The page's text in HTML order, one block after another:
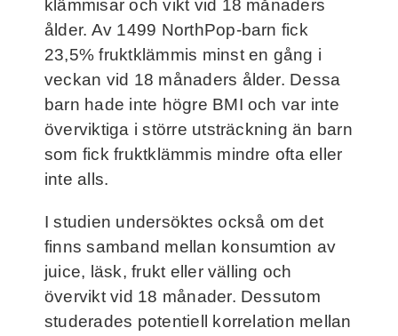
klämmisar och vikt vid 18 månaders
ålder. Av 1499 NorthPop-barn fick
23,5% fruktklämmis minst en gång i
veckan vid 18 månaders ålder. Dessa
barn hade inte högre BMI och var inte
överviktiga i större utsträckning än barn
som fick fruktklämmis mindre ofta eller
inte alls.
I studien undersöktes också om det
finns samband mellan konsumtion av
juice, läsk, frukt eller välling och
övervikt vid 18 månader. Dessutom
studerades potentiell korrelation mellan